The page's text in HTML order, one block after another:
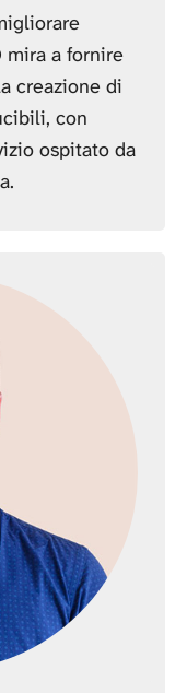
mira a fornire
creazione di
con
ospitato da